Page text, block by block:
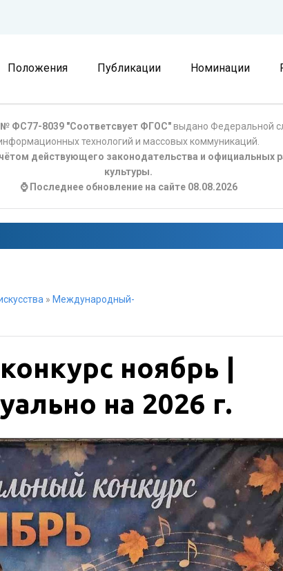
Положения Публикации Номинации
ФС77-8039 "Соответсвует ФГОС"выдано Федеральной
технологий и массовых коммуникаций.
действующего законодательства и официальных
культуры.
⌚ Последнее обновление на сайте 08.08.2026
» Международный-
ноябрь |
на 2026 г.